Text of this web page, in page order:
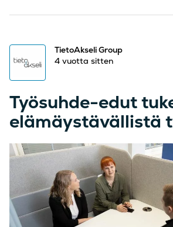
TietoAkseli Group
4 vuotta sitten
Työsuhde-edut
elämäystävällistä